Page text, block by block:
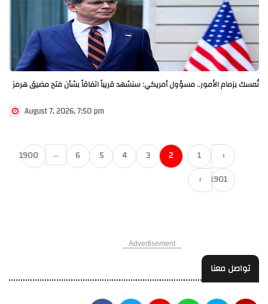
نُمسك بزمام الأمور.. مسؤول أمريكي: سنشهد قريباً اتفاقاً بشأن فتح مضيق هرمز
August 7, 2026, 7:50 pm
‹
1
2
3
4
5
6
...
1900
1901
›
Advertisement
تواصل معنا